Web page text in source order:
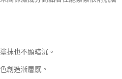
抹也不顯暗沉。
創造漸層感。